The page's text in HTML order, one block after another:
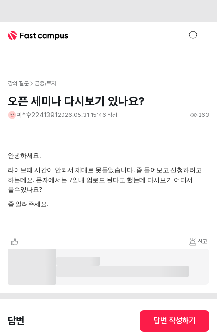
Fast Campus
강의 질문 금융/투자
오픈 세미나 다시보기 있나요?
박*후2241391 2026.05.31 15:46 작성 263
안녕하세요.
라이브때 시간이 안되서 제대로 못들었습니다. 좀 들어보고 신청하려고
하는데요. 문자에서는 7일내 업로드 된다고 했는데 다시보기 어디서
볼수있나요?
좀 알려주세요.
신고
답변 답변 작성하기